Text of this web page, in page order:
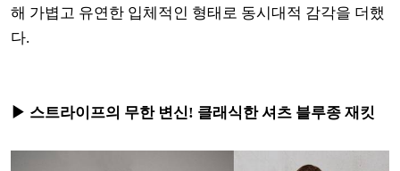
해 가볍고 유연한 입체적인 형태로 동시대적 감각을 더했
다.
▶ 스트라이프의 무한 변신! 클래식한 셔츠 블루종 재킷